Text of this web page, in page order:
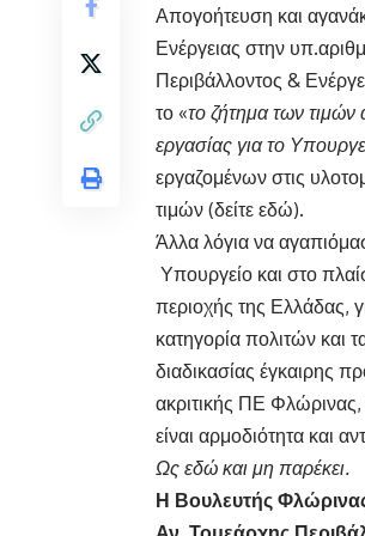
Απογοήτευση και
Ενέργειας στην
Περιβάλλοντος &
το «το ζήτημα των τιμών
εργασίας για το
εργαζομένων στις
τιμών (δείτε εδώ).
Άλλα λόγια να
Υπουργείο και στο
περιοχής της Ελλάδας,
κατηγορία πολιτών και
διαδικασίας έγκαιρης
ακριτικής ΠΕ
είναι αρμοδιότητα και
Ως εδώ και μη παρέκει.
Η Βουλευτής